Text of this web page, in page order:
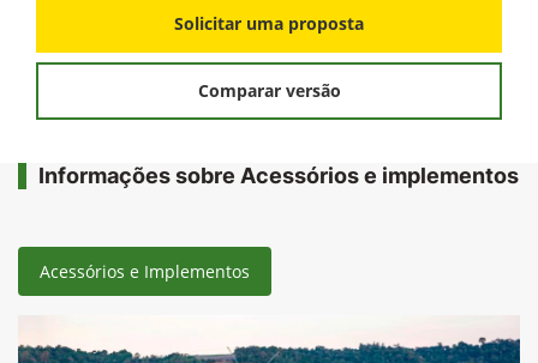
Solicitar uma proposta
Comparar versão
Informações sobre Acessórios e implementos
Acessórios e Implementos